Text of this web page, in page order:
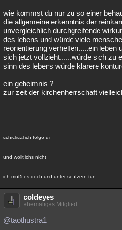
wie kommst du nur zu so einer
die allgemeine erkenntnis der
unvergleichlich durchgreifende
des lebens und würde viele
reorientierung verhelfen.....ein leben
sich jetzt vollzieht......würde sich zu
sinn des lebens würde klarere
ein geheimnis ?
zur zeit der kirchenherrschaft
schicksal ich folge dir
und wollt ichs nicht
ich müßt es doch und unter seufzern tun
coldeyes
ehemaliges Mitglied
@taothustra1